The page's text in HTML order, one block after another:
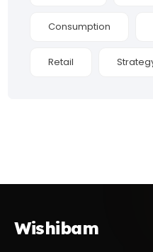
Consumption
Retail
Wishibam